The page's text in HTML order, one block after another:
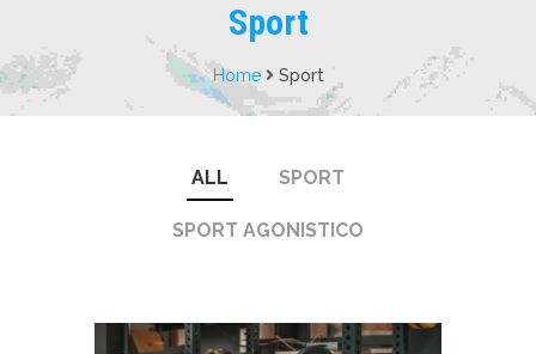
Sport
Home Sport
ALL SPORT
SPORT AGONISTICO